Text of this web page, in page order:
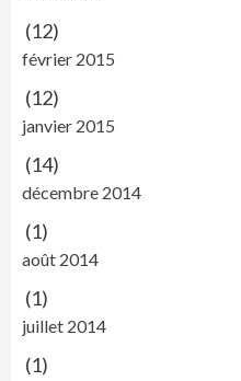
(12)
février 2015
(12)
janvier 2015
(14)
décembre 2014
(1)
août 2014
(1)
juillet 2014
(1)